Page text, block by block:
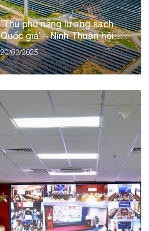
‘Thủ phủ năng lượng sạch
Quốc gia’ – Ninh Thuận hội
đủ điện gió, mặt trời, thủy
năng, hạt nhân và LNG
20/03/2025